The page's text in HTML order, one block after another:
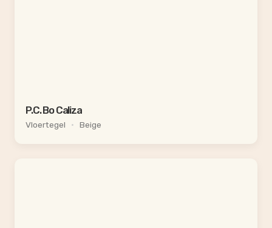
P.C. Bo Caliza
Vloertegel • Beige